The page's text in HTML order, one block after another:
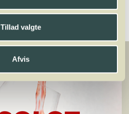
Tillad valgte
Afvis